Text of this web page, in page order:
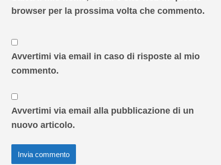
browser per la prossima volta che commento.
Avvertimi via email in caso di risposte al mio
commento.
Avvertimi via email alla pubblicazione di un
nuovo articolo.